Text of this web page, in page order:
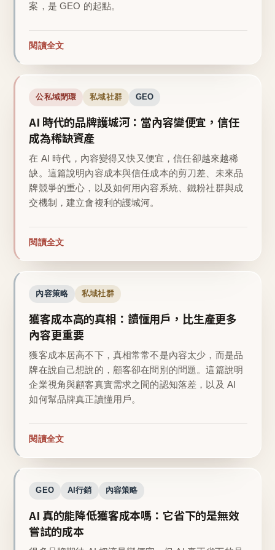
案，是 GEO 的起點。
閱讀全文
公私域閉環 私域社群 GEO
AI 時代的品牌護城河：當內容變便宜，信任
成為稀缺資產
在 AI 時代，內容變得又快又便宜，信任卻越來越稀
缺。這篇說明內容成本與信任成本的剪刀差、未來品
牌競爭的重心，以及如何用內容系統、鐵粉社群與成
交機制，建立會複利的護城河。
閱讀全文
內容策略 私域社群
獲客成本高的真相：讀懂用戶，比生產更多
內容更重要
獲客成本居高不下，真相常常不是內容太少，而是品
牌在說自己想說的，顧客卻在問別的問題。這篇說明
企業視角與顧客真實需求之間的認知落差，以及 AI
如何幫品牌真正讀懂用戶。
閱讀全文
GEO AI行銷 內容策略
AI 真的能降低獲客成本嗎：它省下的是無效
嘗試的成本